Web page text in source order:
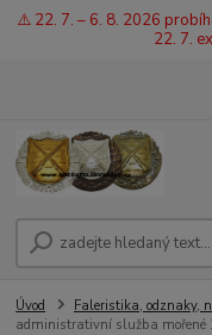
⚠️ 22. 7. – 6. 8. 2026
22. 7.
Úvod Faleristika, odznaky,
administrativní služba mořené